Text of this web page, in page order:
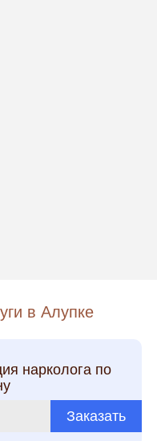
в Алупке
нарколога по
Заказать